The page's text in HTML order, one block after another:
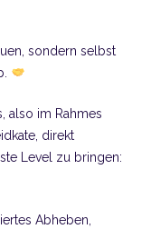
sondern selbst
also im Rahmes
direkt
Level zu bringen:
Abheben,